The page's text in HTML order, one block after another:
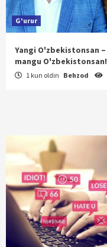
G'urur
Yangi O'zbekistonsan –
mangu O'zbekistonsan!
1 kun oldin Behzod